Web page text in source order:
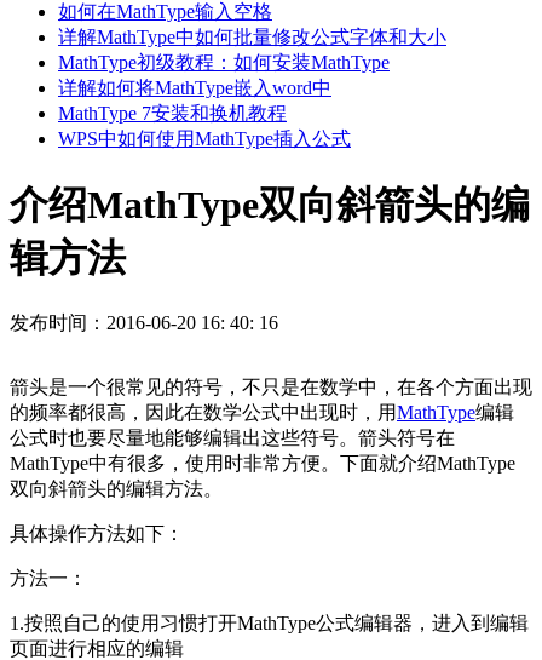
如何在MathType输入空格
详解MathType中如何批量修改公式字体和大小
MathType初级教程：如何安装MathType
详解如何将MathType嵌入word中
MathType 7安装和换机教程
WPS中如何使用MathType插入公式
介绍MathType双向斜箭头的编
辑方法
发布时间：2016-06-20 16: 40: 16
箭头是一个很常见的符号，不只是在数学中，在各个方面出现
的频率都很高，因此在数学公式中出现时，用MathType编辑
公式时也要尽量地能够编辑出这些符号。箭头符号在
MathType中有很多，使用时非常方便。下面就介绍MathType
双向斜箭头的编辑方法。
具体操作方法如下：
方法一：
1.按照自己的使用习惯打开MathType公式编辑器，进入到编辑
页面进行相应的编辑